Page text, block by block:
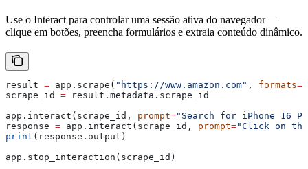
Use o Interact para controlar uma sessão ativa do navegador —
clique em botões, preencha formulários e extraia conteúdo dinâmico.
result = app.scrape( "https://www.amazon.com" , formats=
scrape_id = result.metadata.scrape_id
app.interact(scrape_id, prompt="Search for iPhone 16
response = app.interact(scrape_id, prompt="Click on
print (response.output)
app.stop_interaction(scrape_id)